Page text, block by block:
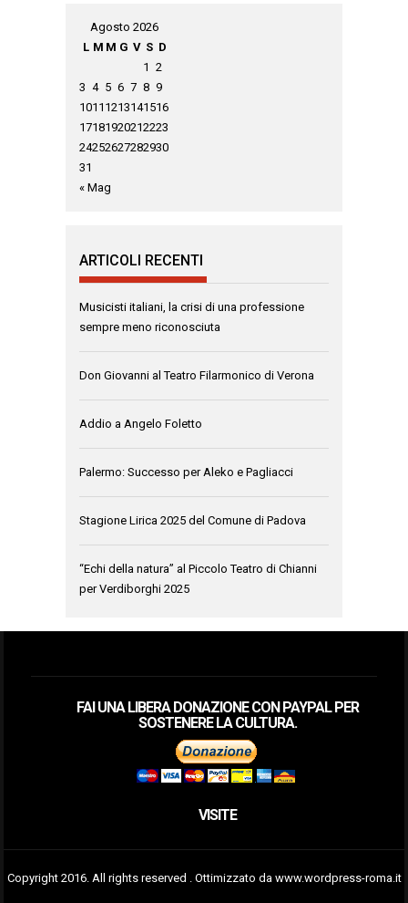
Agosto 2026
L M M G V S D
1 2
3 4 5 6 7 8 9
1011 1213141516
17181920212223
24252627282930
31
« Mag
ARTICOLI RECENTI
Musicisti italiani, la crisi di una professione
sempre meno riconosciuta
Don Giovanni al Teatro Filarmonico di Verona
Addio a Angelo Foletto
Palermo: Successo per Aleko e Pagliacci
Stagione Lirica 2025 del Comune di Padova
“Echi della natura” al Piccolo Teatro di Chianni
per Verdiborghi 2025
FAI UNA LIBERA DONAZIONE CON PAYPAL PER
SOSTENERE LA CULTURA.
VISITE
Copyright 2016. All rights reserved . Ottimizzato da www.wordpress-roma.it